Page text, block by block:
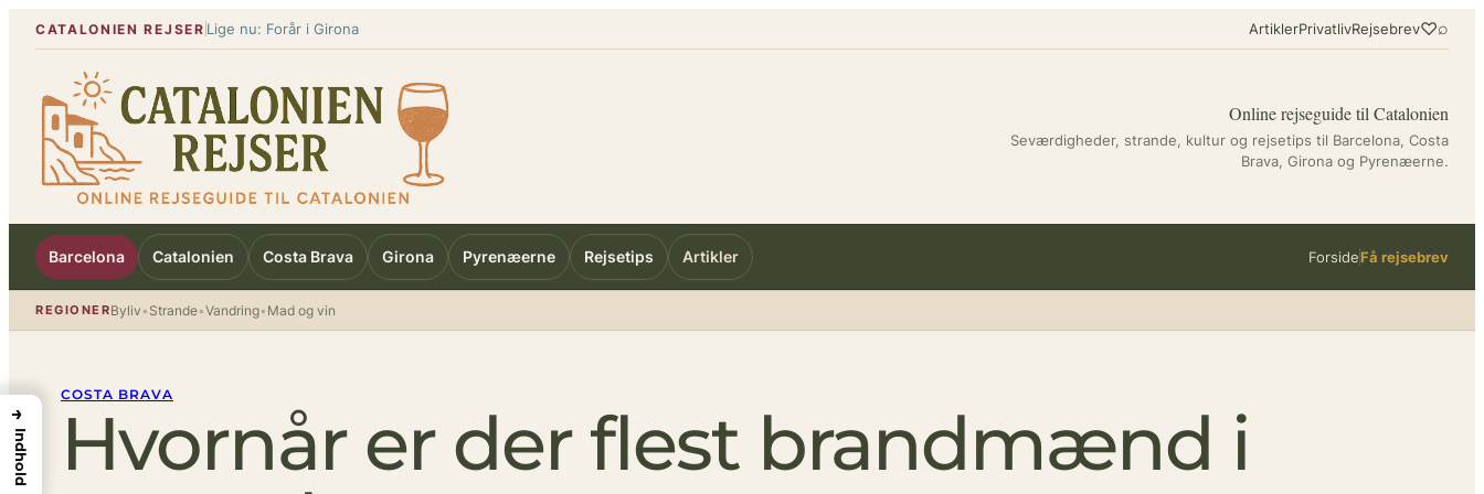
Spring
indhold
CATALONIEN REJSER Lige nu: Forår i Girona ArtiklerPrivatlivRejsebrev♡⌕
Online rejseguide til Catalonien
Seværdigheder, strande, kultur og rejsetips til Barcelona, Costa
Brava, Girona og Pyrenæerne.
Barcelona Catalonien Costa Brava Girona Pyrenæerne Rejsetips Artikler ForsideFå rejsebrev
REGIONERByliv• Strande•Vandring• Mad og vin
COSTA BRAVA
Hvornår er der flest brandmænd i
→
Indhold